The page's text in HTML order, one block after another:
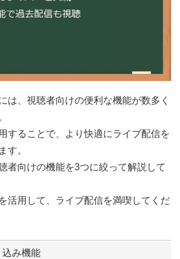
は、視聴者向けの便利な機能が数多く
することで、より快適にライブ配信を
す。
者向けの機能を3つに絞って解説して
活用して、ライブ配信を満喫してくだ
込み機能